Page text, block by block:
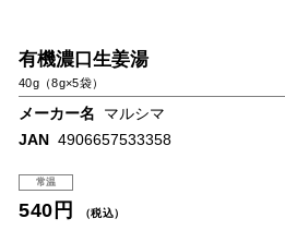
有機濃口生姜湯
40g（8g×5袋）
メーカー名
マルシマ
JAN 4906657533358
常温
540円 （税込）